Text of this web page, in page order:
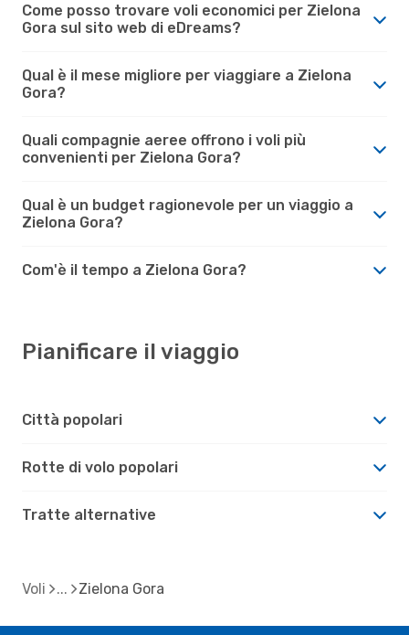
Come posso trovare voli economici per Zielona
Gora sul sito web di eDreams?
Qual è il mese migliore per viaggiare a Zielona
Gora?
Quali compagnie aeree offrono i voli più
convenienti per Zielona Gora?
Qual è un budget ragionevole per un viaggio a
Zielona Gora?
Com'è il tempo a Zielona Gora?
Pianificare il viaggio
Città popolari
Rotte di volo popolari
Tratte alternative
Voli Zielona Gora